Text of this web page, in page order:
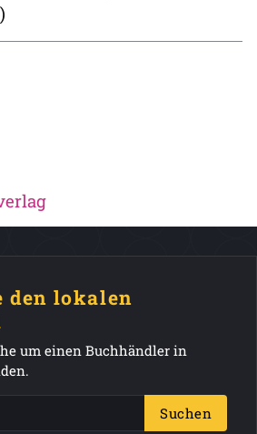
den lokalen
um einen Buchhändler in
Suchen